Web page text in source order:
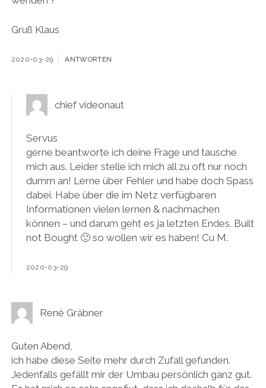
Gruß Klaus
2020-03-29 ANTWORTEN
chief videonaut
Servus
gerne beantworte ich deine Frage und tausche
mich aus. Leider stelle ich mich all zu oft nur noch
dumm an! Lerne über Fehler und habe doch Spass
dabei. Habe über die im Netz verfügbaren
Informationen vielen lernen & nachmachen
können – und darum geht es ja letzten Endes. Built
not Bought 🙂 so wollen wir es haben! Cu M.
2020-03-29
René Gräbner
Guten Abend,
ich habe diese Seite mehr durch Zufall gefunden.
Jedenfalls gefällt mir der Umbau persönlich ganz gut.